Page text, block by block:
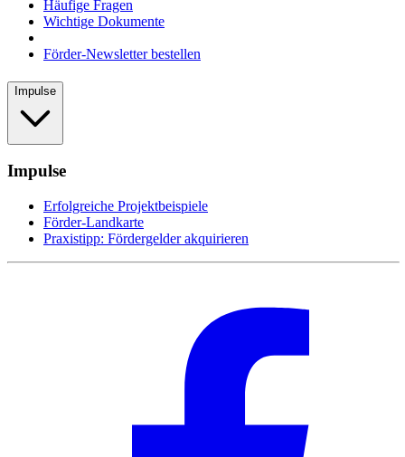
Häufige Fragen
Wichtige Dokumente
Förder-Newsletter bestellen
Impulse
Impulse
Erfolgreiche Projektbeispiele
Förder-Landkarte
Praxistipp: Fördergelder akquirieren